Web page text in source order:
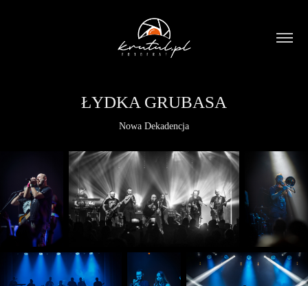
ŁYDKA GRUBASA
Nowa Dekadencja